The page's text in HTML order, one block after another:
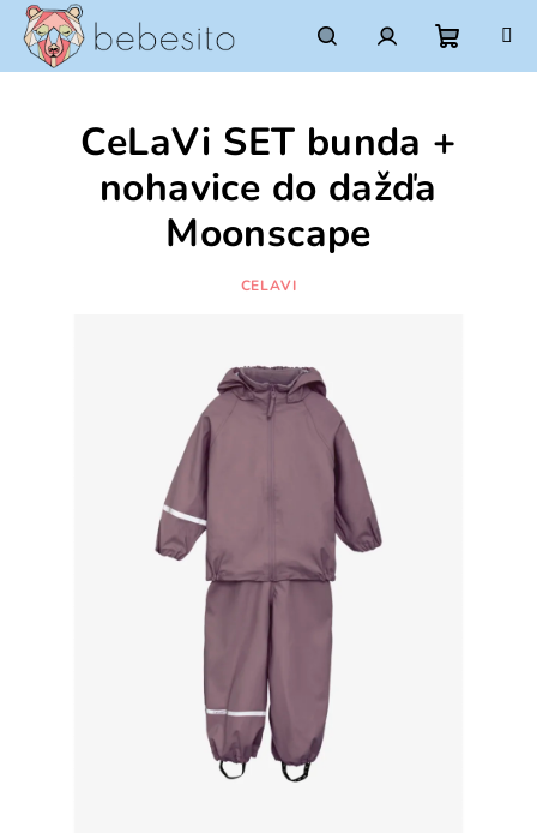
Prejsť
obsah
HľadaťPrihlásenie
košík
CeLaVi SET bunda +
nohavice do dažďa
Moonscape
CELAVI